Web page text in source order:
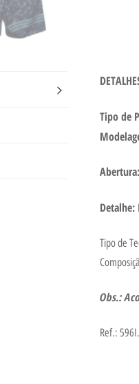
Tipo de
Abertura:
Detalhe:
Tipo de
Obs.:
Ref.: